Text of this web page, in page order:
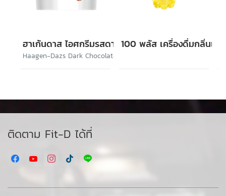
ฮาเก้นดาส ไอศกรีมรสดาร์กช็อกโกแล็ตและอัลมอนด์
Haagen-Dazs Dark Chocolate Ganache & Almond
100 พลัส เครื่องดื่มกลิ่นเล
ติดตาม Fit-D ได้ที่